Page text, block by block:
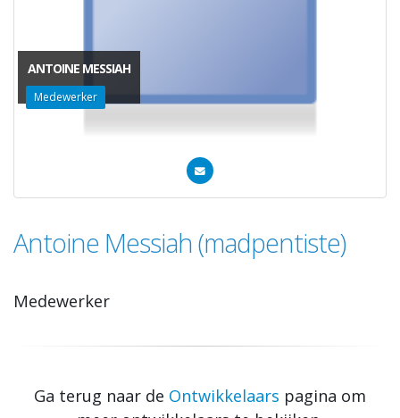
ANTOINE MESSIAH
Medewerker
Antoine Messiah (madpentiste)
Medewerker
Ga terug naar de Ontwikkelaars pagina om